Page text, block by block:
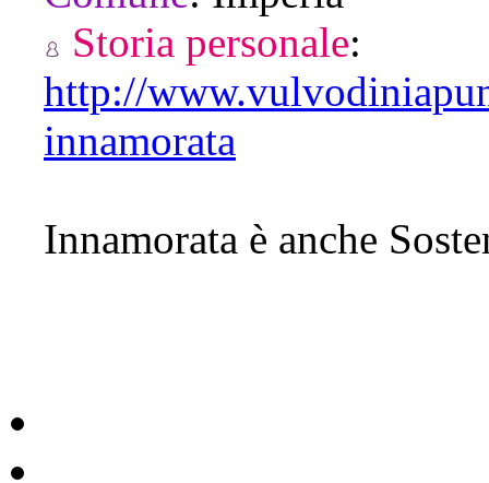
Storia personale:
http://
innamorata
Innamorata è anche